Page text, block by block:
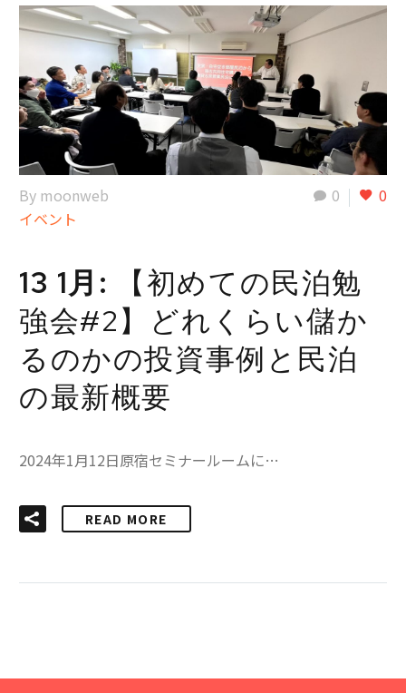
0 0
By moonweb
イベント
13 1月:
【初めての民泊勉
強会#2】どれくらい儲か
るのかの投資事例と民泊
の最新概要
2024年1月12日原宿セミナールームに…
READ MORE